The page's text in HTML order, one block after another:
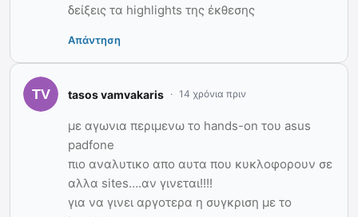
δείξεις τα highlights της έκθεσης
Απάντηση
tasos vamvakaris 14 χρόνια πριν
με αγωνια περιμενω το hands-on του asus
padfone
πιο αναλυτικο απο αυτα που κυκλοφορουν σε
αλλα sites….αν γινεται!!!!
για να γινει αργοτερα η συγκριση με το